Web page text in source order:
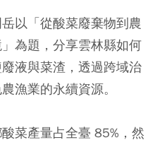
以「從酸菜廢棄物到農
為題，分享雲林縣如何
液與菜渣，透過跨域治
漁業的永續資源。
菜產量占全臺 85%，然